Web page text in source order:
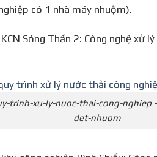
có 1 nhà máy nhuộm).
Sóng Thần 2: Công nghệ xử lý
trinh-xu-ly-nuoc-thai-cong-nghiep
det-nhuom